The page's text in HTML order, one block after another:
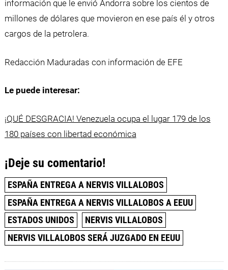
información que le envió Andorra sobre los cientos de
millones de dólares que movieron en ese país él y otros
cargos de la petrolera.
Redacción Maduradas con información de EFE
Le puede interesar:
¡QUÉ DESGRACIA! Venezuela ocupa el lugar 179 de los
180 países con libertad económica
¡Deje su comentario!
ESPAÑA ENTREGA A NERVIS VILLALOBOS
ESPAÑA ENTREGA A NERVIS VILLALOBOS A EEUU
ESTADOS UNIDOS
NERVIS VILLALOBOS
NERVIS VILLALOBOS SERÁ JUZGADO EN EEUU